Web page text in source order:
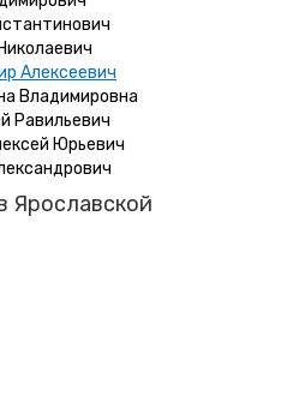
Алексеевич
Владимировна
Равильевич
Юрьевич
Ярославской